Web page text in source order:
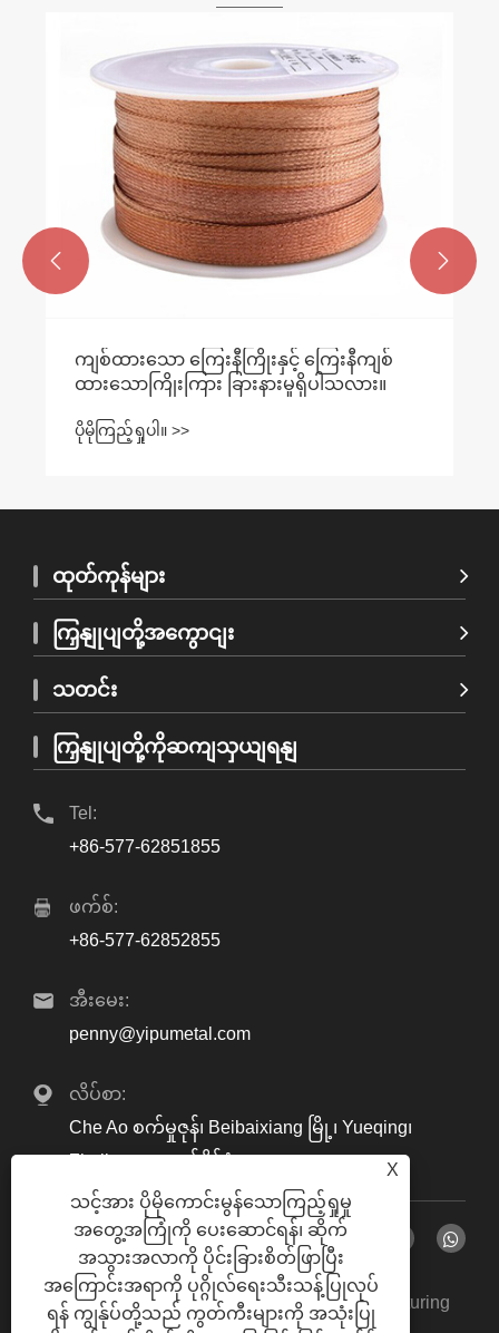
ကျစ်ထားသော ကြေးနီကြိုးနှင့် ကြေးနီကျစ်
ထားသောကြိုးကြား ခြားနားမှုရှိပါသလား။
ပိုမိုကြည့်ရှုပါ။ >>
 
ထုတ်ကုန်များ
ကြှနျုပျတို့အကွောငျး
သတင်း
ကြှနျုပျတို့ကိုဆကျသှယျရနျ
Tel:
+86-577-62851855
ဖက်စ်:
+86-577-62852855
အီးမေး:
penny@yipumetal.com
လိပ်စာ:
Che Ao စက်မှုဇုန်၊ Beibaixiang မြို့၊ Yueqing၊
Zhejiang၊ တရုတ်နိုင်ငံ
မူပိုင်ခွင့် © 2024 Zhejiang Yipu Metal Manufacturing
X
သင့်အား ပိုမိုကောင်းမွန်သောကြည့်ရှုမှု
အတွေ့အကြုံကို ပေးဆောင်ရန်၊ ဆိုက်
အသွားအလာကို ပိုင်းခြားစိတ်ဖြာပြီး
အကြောင်းအရာကို ပုဂ္ဂိုလ်ရေးသီးသန့်ပြုလုပ်
ရန် ကျွန်ုပ်တို့သည် ကွတ်ကီးများကို အသုံးပြု